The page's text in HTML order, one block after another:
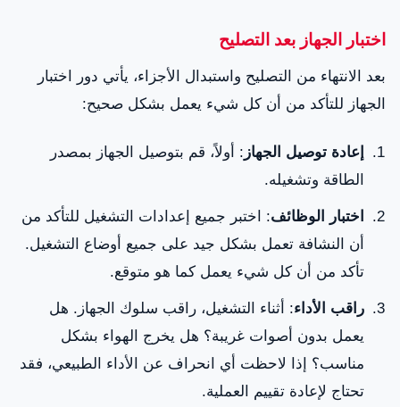
اختبار الجهاز بعد التصليح
بعد الانتهاء من التصليح واستبدال الأجزاء، يأتي دور اختبار
الجهاز للتأكد من أن كل شيء يعمل بشكل صحيح:
إعادة توصيل الجهاز : أولاً، قم بتوصيل الجهاز بمصدر
الطاقة وتشغيله.
اختبار الوظائف: اختبر جميع إعدادات التشغيل للتأكد من
أن النشافة تعمل بشكل جيد على جميع أوضاع التشغيل.
تأكد من أن كل شيء يعمل كما هو متوقع.
راقب الأداء: أثناء التشغيل، راقب سلوك الجهاز. هل
يعمل بدون أصوات غريبة؟ هل يخرج الهواء بشكل
مناسب؟ إذا لاحظت أي انحراف عن الأداء الطبيعي، فقد
تحتاج لإعادة تقييم العملية.